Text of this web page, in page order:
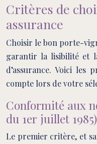
Critères de
assurance
Choisir le bon porte-
garantir la lisibilité et
d’assurance. Voici
compte lors de votre
Conformité aux
du 1er juillet 1985)
Le premier critère, et